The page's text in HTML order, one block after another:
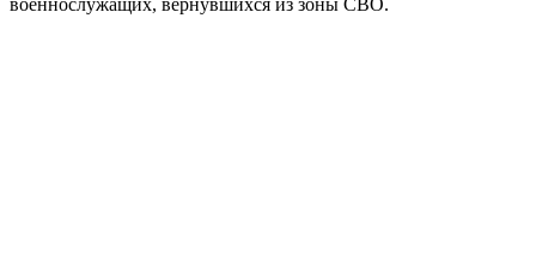
военнослужащих, вернувшихся из зоны СВО.